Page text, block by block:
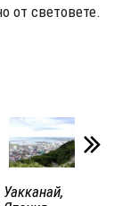
от световете.
Уакканай,